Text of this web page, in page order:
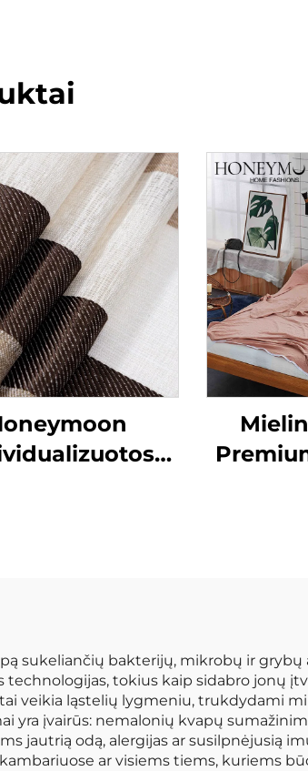
užuolaidos
namams
sukeliančių bakterijų, mikrobų ir grybų
tokius kaip sidabro jonų
veikia ląstelių lygmeniu, trukdydami
yra įvairūs: nemalonių kvapų
jautrią odą, alergijas ar susilpnėjusią
ar visiems tiems, kuriems